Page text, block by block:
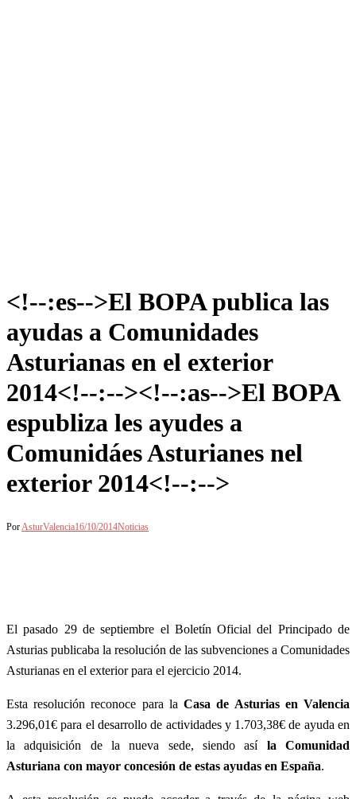
<!--:es-->El BOPA publica las
ayudas a Comunidades
Asturianas en el exterior
2014<!--:--><!--:as-->El BOPA
espubliza les ayudes a
Comunidáes Asturianes nel
exterior 2014<!--:-->
PorAsturValencia16/10/2014Noticias
El pasado 29 de septiembre el Boletín Oficial del Principado de
Asturias publicaba la resolución de las subvenciones a Comunidades
Asturianas en el exterior para el ejercicio 2014.
Esta resolución reconoce para laCasa de Asturias en Valencia
3.296,01€ para el desarrollo de actividades y 1.703,38€ de ayuda en
la adquisición de la nueva sede, siendo así la Comunidad
Asturiana con mayor concesión de estas ayudas en España.